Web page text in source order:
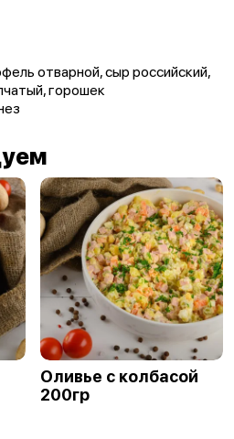
отварной, сыр российский,
горошек
Оливье с колбасой
200гр